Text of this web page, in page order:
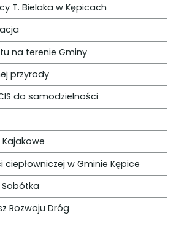
T. Bielaka w Kępicach
na terenie Gminy
przyrody
do samodzielności
Kajakowe
ciepłowniczej w Gminie Kępice
Rozwoju Dróg